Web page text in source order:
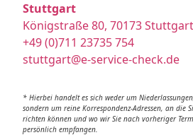
Stuttgart
Königstraße 80, 70173 Stuttgart
+49 (0)711 23735 754
stuttgart@e-service-check.de
* Hierbei handelt es sich weder um
sondern um reine Korrespondenz-Adressen, an die
richten können und wo wir Sie nach vorheriger
persönlich empfangen.